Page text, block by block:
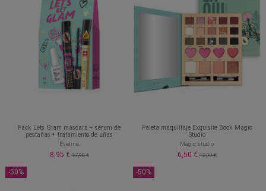
Pack Lets Glam máscara + sérum de
pestañas + tratamiento de uñas
Eveline
8,95 €17,90 €
Paleta maquillaje Exquisite Book Magic
Studio
Magic studio
6,50 €12,99 €
-50% -50%